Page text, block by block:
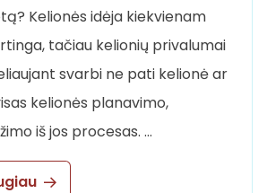
Kelionės idėja kiekvienam
tačiau kelionių privalumai
svarbi ne pati kelionė ar
kelionės planavimo,
iš jos procesas. …